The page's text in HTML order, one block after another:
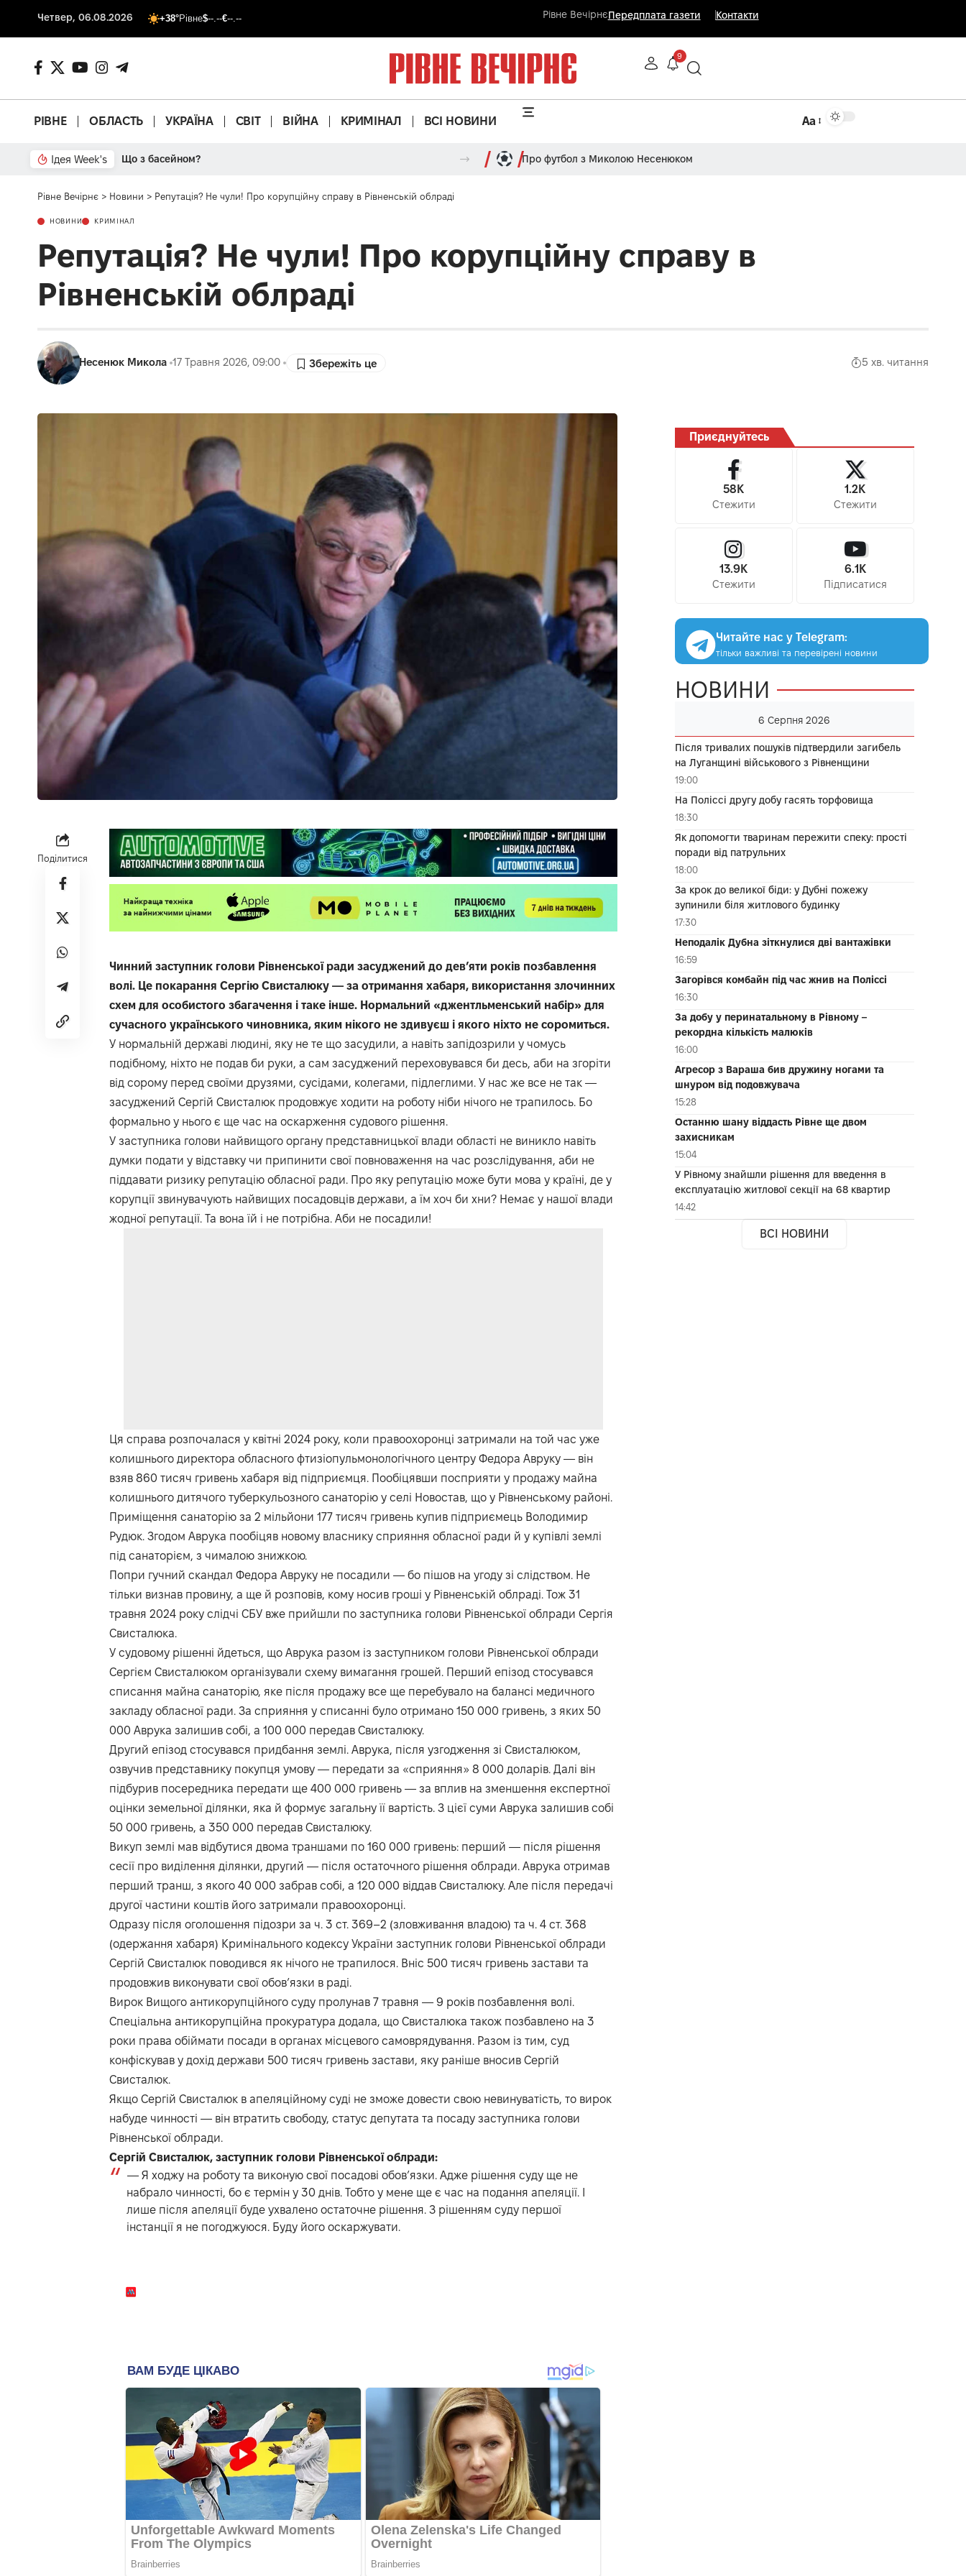
Четвер, 06.08.2026 +38°Рівне$--.--€--.-- Рівне ВечірнєПередплата газети Контакти
9
РІВНЕ ОБЛАСТЬ УКРАЇНА СВІТ ВІЙНА КРИМІНАЛ ВСІ НОВИНИ Аа
Ідея Week's Що з басейном? Про футбол з Миколою Несенюком
Рівне Вечірнє > Новини > Репутація? Не чули! Про корупційну справу в Рівненській облраді
НОВИНИ КРИМІНАЛ
Репутація? Не чули! Про корупційну справу в
Рівненській облраді
Несенюк Микола 17 Травня 2026, 09:00 5 хв. читання
Поділитися
Чинний заступник голови Рівненської ради засуджений до дев’яти років позбавлення
волі. Це покарання Сергію Свисталюку — за отримання хабаря, використання злочинних
схем для особистого збагачення і таке інше. Нормальний «джентльменський набір» для
сучасного українського чиновника, яким нікого не здивуєш і якого ніхто не соромиться.
У нормальній державі людині, яку не те що засудили, а навіть запідозрили у чомусь
подібному, ніхто не подав би руки, а сам засуджений переховувався би десь, аби на згоріти
від сорому перед своїми друзями, сусідами, колегами, підлеглими. У нас же все не так —
засуджений Сергій Свисталюк продовжує ходити на роботу ніби нічого не трапилось. Бо
формально у нього є ще час на оскарження судового рішення.
У заступника голови найвищого органу представницької влади області не виникло навіть
думки подати у відставку чи припинити свої повноваження на час розслідування, аби не
піддавати ризику репутацію обласної ради. Про яку репутацію може бути мова у країні, де у
корупції звинувачують найвищих посадовців держави, а їм хоч би хни? Немає у нашої влади
жодної репутації. Та вона їй і не потрібна. Аби не посадили!
Ця справа розпочалася у квітні 2024 року, коли правоохоронці затримали на той час уже
колишнього директора обласного фтизіопульмонологічного центру Федора Авруку — він
взяв 860 тисяч гривень хабаря від підприємця. Пообіцявши посприяти у продажу майна
колишнього дитячого туберкульозного санаторію у селі Новостав, що у Рівненському районі.
Приміщення санаторію за 2 мільйони 177 тисяч гривень купив підприємець Володимир
Рудюк. Згодом Аврука пообіцяв новому власнику сприяння обласної ради й у купівлі землі
під санаторієм, з чималою знижкою.
Попри гучний скандал Федора Авруку не посадили — бо пішов на угоду зі слідством. Не
тільки визнав провину, а ще й розповів, кому носив гроші у Рівненській облраді. Тож 31
травня 2024 року слідчі СБУ вже прийшли по заступника голови Рівненської облради Сергія
Свисталюка.
У судовому рішенні йдеться, що Аврука разом із заступником голови Рівненської облради
Сергієм Свисталюком організували схему вимагання грошей. Перший епізод стосувався
списання майна санаторію, яке після продажу все ще перебувало на балансі медичного
закладу обласної ради. За сприяння у списанні було отримано 150 000 гривень, з яких 50
000 Аврука залишив собі, а 100 000 передав Свисталюку.
Другий епізод стосувався придбання землі. Аврука, після узгодження зі Свисталюком,
озвучив представнику покупця умову — передати за «сприяння» 8 000 доларів. Далі він
підбурив посередника передати ще 400 000 гривень — за вплив на зменшення експертної
оцінки земельної ділянки, яка й формує загальну її вартість. З цієї суми Аврука залишив собі
50 000 гривень, а 350 000 передав Свисталюку.
Викуп землі мав відбутися двома траншами по 160 000 гривень: перший — після рішення
сесії про виділення ділянки, другий — після остаточного рішення облради. Аврука отримав
перший транш, з якого 40 000 забрав собі, а 120 000 віддав Свисталюку. Але після передачі
другої частини коштів його затримали правоохоронці.
Одразу після оголошення підозри за ч. 3 ст. 369–2 (зловживання владою) та ч. 4 ст. 368
(одержання хабаря) Кримінального кодексу України заступник голови Рівненської облради
Сергій Свисталюк поводився як нічого не трапилося. Вніс 500 тисяч гривень застави та
продовжив виконувати свої обов’язки в раді.
Вирок Вищого антикорупційного суду пролунав 7 травня — 9 років позбавлення волі.
Спеціальна антикорупційна прокуратура додала, що Свисталюка також позбавлено на 3
роки права обіймати посади в органах місцевого самоврядування. Разом із тим, суд
конфіскував у дохід держави 500 тисяч гривень застави, яку раніше вносив Сергій
Свисталюк.
Якщо Сергій Свисталюк в апеляційному суді не зможе довести свою невинуватість, то вирок
набуде чинності — він втратить свободу, статус депутата та посаду заступника голови
Рівненської облради.
Сергій Свисталюк, заступник голови Рівненської облради:
— Я ходжу на роботу та виконую свої посадові обов’язки. Адже рішення суду ще не
набрало чинності, бо є термін у 30 днів. Тобто у мене ще є час на подання апеляції. І
лише після апеляції буде ухвалено остаточне рішення. З рішенням суду першої
інстанції я не погоджуюся. Буду його оскаржувати.
Приєднуйтесь
58K
Стежити
1.2K
Стежити
13.9K
Стежити
6.1K
Підписатися
Читайте нас у Telegram:
тільки важливі та перевірені новини
НОВИНИ
6 Серпня 2026
Після тривалих пошуків підтвердили загибель
на Луганщині військового з Рівненщини
19:00
На Поліссі другу добу гасять торфовища
18:30
Як допомогти тваринам пережити спеку: прості
поради від патрульних
18:00
За крок до великої біди: у Дубні пожежу
зупинили біля житлового будинку
17:30
Неподалік Дубна зіткнулися дві вантажівки
16:59
Загорівся комбайн під час жнив на Поліссі
16:30
За добу у перинатальному в Рівному –
рекордна кількість малюків
16:00
Агресор з Вараша бив дружину ногами та
шнуром від подовжувача
15:28
Останню шану віддасть Рівне ще двом
захисникам
15:04
У Рівному знайшли рішення для введення в
експлуатацію житлової секції на 68 квартир
14:42
ВСІ НОВИНИ